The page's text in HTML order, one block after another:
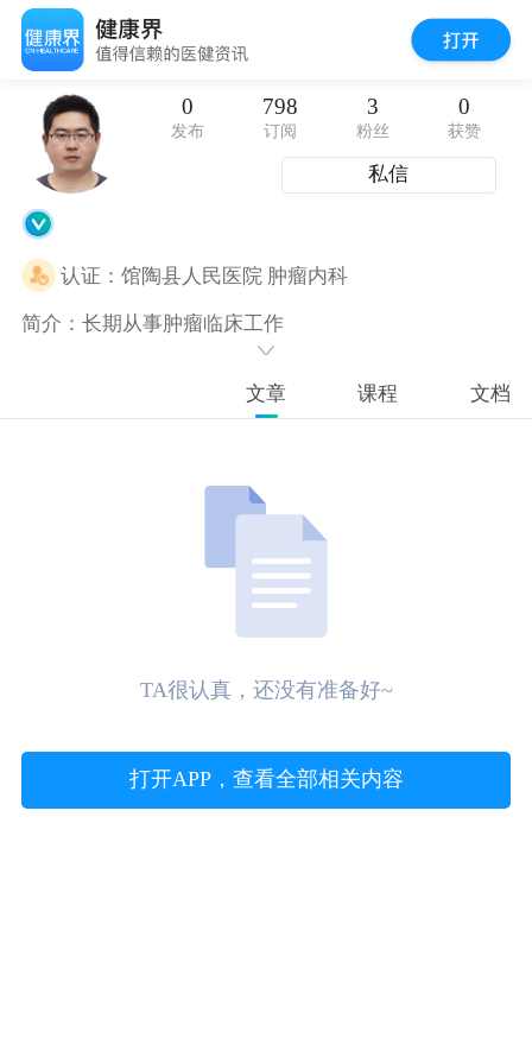
0
发布
798
订阅
3
粉丝
0
获赞
私信
认证：馆陶县人民医院 肿瘤内科
简介：长期从事肿瘤临床工作
文章 课程 文档
TA很认真，还没有准备好~
打开APP，查看全部相关内容